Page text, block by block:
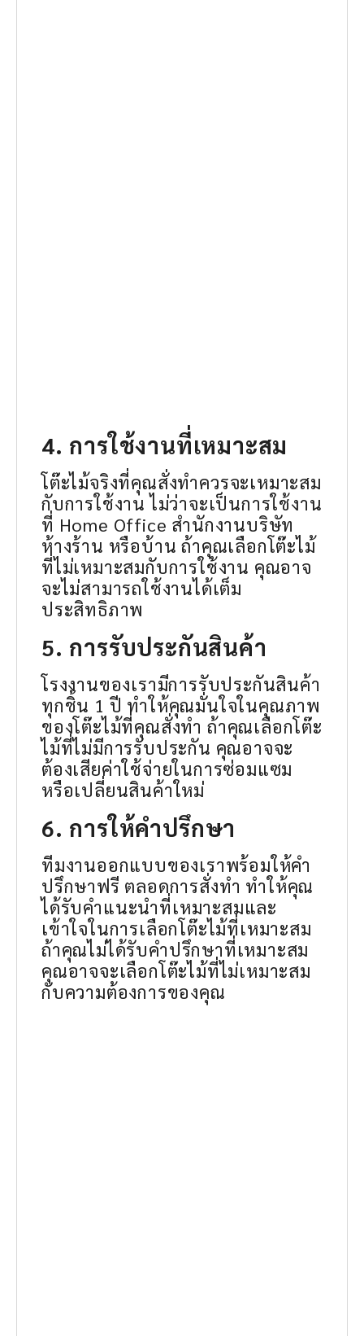
4. การใช้งานที่เหมาะสม
โต๊ะไม้จริงที่คุณสั่งทำควรจะเหมาะสม
กับการใช้งาน ไม่ว่าจะเป็นการใช้งาน
ที่ Home Office สำนักงานบริษัท
ห้างร้าน หรือบ้าน ถ้าคุณเลือกโต๊ะไม้
ที่ไม่เหมาะสมกับการใช้งาน คุณอาจ
จะไม่สามารถใช้งานได้เต็ม
ประสิทธิภาพ
5. การรับประกันสินค้า
โรงงานของเรามีการรับประกันสินค้า
ทุกชิ้น 1 ปี ทำให้คุณมั่นใจในคุณภาพ
ของโต๊ะไม้ที่คุณสั่งทำ ถ้าคุณเลือกโต๊ะ
ไม้ที่ไม่มีการรับประกัน คุณอาจจะ
ต้องเสียค่าใช้จ่ายในการซ่อมแซม
หรือเปลี่ยนสินค้าใหม่
6. การให้คำปรึกษา
ทีมงานออกแบบของเราพร้อมให้คำ
ปรึกษาฟรี ตลอดการสั่งทำ ทำให้คุณ
ได้รับคำแนะนำที่เหมาะสมและ
เข้าใจในการเลือกโต๊ะไม้ที่เหมาะสม
ถ้าคุณไม่ได้รับคำปรึกษาที่เหมาะสม
คุณอาจจะเลือกโต๊ะไม้ที่ไม่เหมาะสม
กับความต้องการของคุณ